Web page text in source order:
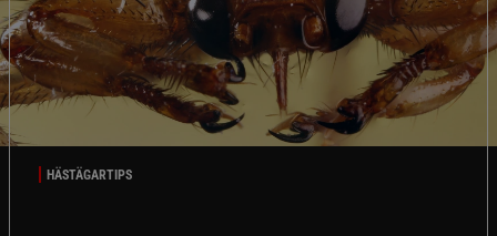
HÄSTÄGARTIPS